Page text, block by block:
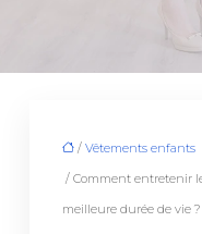
/ Vêtements enfants
/ Comment entretenir
meilleure durée de vie ?